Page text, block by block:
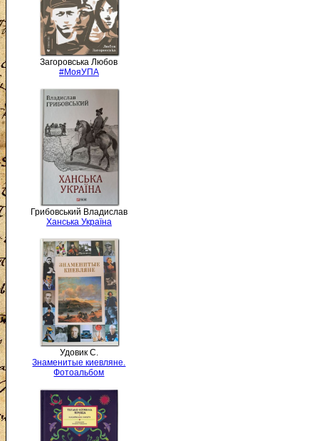
Загоровська Любов
#МояУПА
Грибовський Владислав
Ханська Україна
Удовик С.
Знаменитые киевляне.
Фотоальбом